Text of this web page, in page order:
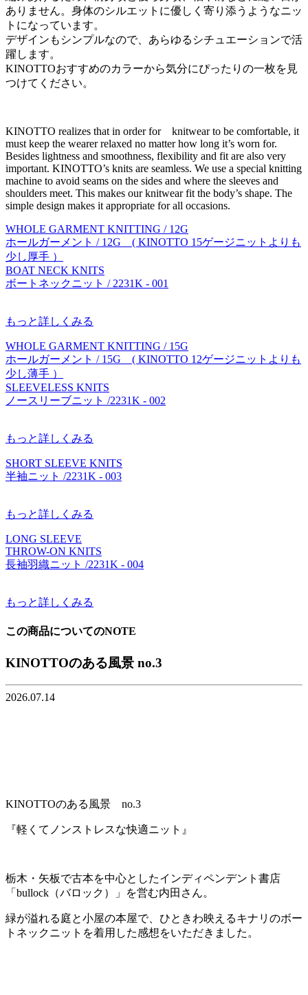
ありません。身体のシルエットに優しく寄り添うようなニッ
トになっています。
デザインもシンプルなので、あらゆるシチュエーションで活
躍します。
KINOTTOおすすめのカラーから気分にぴったりの一枚を見
つけてください。
KINOTTO realizes that in order for knitwear to be comfortable, it
must keep the wearer relaxed no matter how long it’s worn for.
Besides lightness and smoothness, flexibility and fit are also very
important. KINOTTO’s knits are seamless. We use a special knitting
machine to avoid seams on the sides and where the sleeves and
shoulders meet. This makes our knitwear fit the body’s shape. The
simple design makes it appropriate for all occasions.
WHOLE GARMENT KNITTING / 12G
ホールガーメント / 12G ( KINOTTO 15ゲージニットよりも
少し厚手 ）
BOAT NECK KNITS
ボートネックニット / 2231K - 001
もっと詳しくみる
WHOLE GARMENT KNITTING / 15G
ホールガーメント / 15G ( KINOTTO 12ゲージニットよりも
少し薄手 ）
SLEEVELESS KNITS
ノースリーブニット /2231K - 002
もっと詳しくみる
SHORT SLEEVE KNITS
半袖ニット /2231K - 003
もっと詳しくみる
LONG SLEEVE
THROW-ON KNITS
長袖羽織ニット /2231K - 004
もっと詳しくみる
この商品についてのNOTE
KINOTTOのある風景 no.3
2026.07.14
KINOTTOのある風景 no.3
『軽くてノンストレスな快適ニット』
栃木・矢板で古本を中心としたインディペンデント書店
「bullock（バロック）」を営む内田さん。
緑が溢れる庭と小屋の本屋で、ひときわ映えるキナリのボー
トネックニットを着用した感想をいただきました。